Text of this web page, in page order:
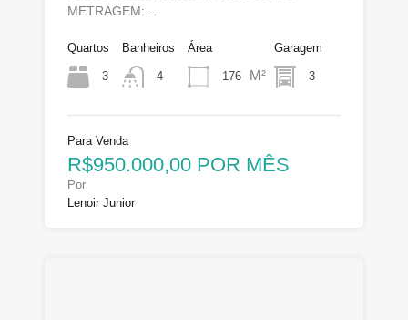
METRAGEM:…
Quartos
3
Banheiros
4
Área
176 M²
Garagem
3
Para Venda
R$950.000,00 POR MÊS
Por
Lenoir Junior